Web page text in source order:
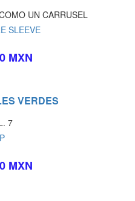
UN CARRUSEL
SLEEVE
MXN
VERDES
7
MXN